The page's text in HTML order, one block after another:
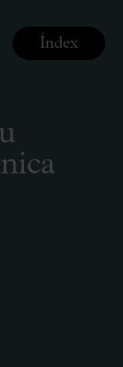
Índex